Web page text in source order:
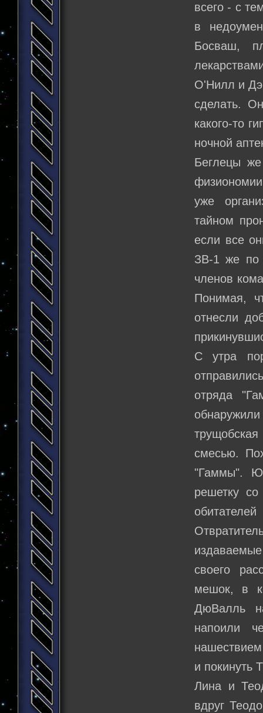
всего - с
в
Босваш,
О'Нилл и
сделать.
какого-то
ночной
Беглецы
уже
тайном
если все
ЗВ-1 же по
членов
Понимая,
отнесли
С утра
отряда
смесью.
"Гаммы".
решетку
своего
мешок, в
ДюВалль
напоили
и покинуть
Лина и
вдруг